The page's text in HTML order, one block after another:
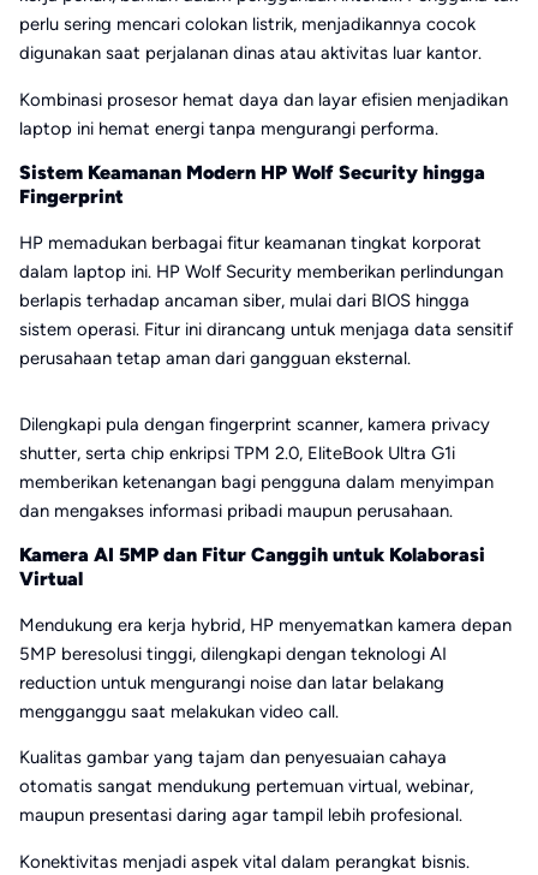
perlu sering mencari colokan listrik, menjadikannya cocok
digunakan saat perjalanan dinas atau aktivitas luar kantor.
Kombinasi prosesor hemat daya dan layar efisien menjadikan
laptop ini hemat energi tanpa mengurangi performa.
Sistem Keamanan Modern HP Wolf Security hingga
Fingerprint
HP memadukan berbagai fitur keamanan tingkat korporat
dalam laptop ini. HP Wolf Security memberikan perlindungan
berlapis terhadap ancaman siber, mulai dari BIOS hingga
sistem operasi. Fitur ini dirancang untuk menjaga data sensitif
perusahaan tetap aman dari gangguan eksternal.
Dilengkapi pula dengan fingerprint scanner, kamera privacy
shutter, serta chip enkripsi TPM 2.0, EliteBook Ultra G1i
memberikan ketenangan bagi pengguna dalam menyimpan
dan mengakses informasi pribadi maupun perusahaan.
Kamera AI 5MP dan Fitur Canggih untuk Kolaborasi
Virtual
Mendukung era kerja hybrid, HP menyematkan kamera depan
5MP beresolusi tinggi, dilengkapi dengan teknologi AI
reduction untuk mengurangi noise dan latar belakang
mengganggu saat melakukan video call.
Kualitas gambar yang tajam dan penyesuaian cahaya
otomatis sangat mendukung pertemuan virtual, webinar,
maupun presentasi daring agar tampil lebih profesional.
Konektivitas menjadi aspek vital dalam perangkat bisnis.